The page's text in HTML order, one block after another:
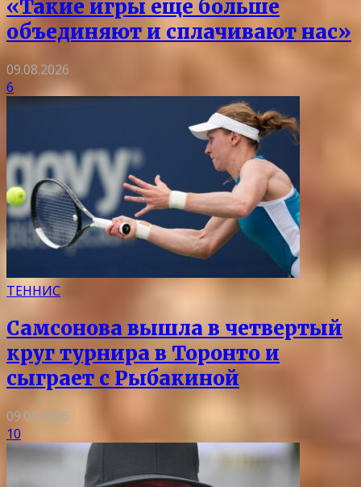
«Такие игры еще больше
объединяют и сплачивают нас»
09.08.2026
6
ТЕННИС
Самсонова вышла в четвертый
круг турнира в Торонто и
сыграет с Рыбакиной
09.08.2026
10